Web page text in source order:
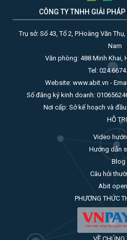
CÔNG TY TNHH GIẢI
Trụ sở: Số 43, Tổ 2, P.Hoàng Văn
Nam
Văn phòng: 488 Minh Khai,
Tel:
Website: www.abit.vn -
Số đăng ký kinh doanh:
Nơi cấp: Sở kế hoạch và
HỖ
Video
Hướng dẫn
Blog
Câu hỏi
Abit
PHƯƠNG THỨC